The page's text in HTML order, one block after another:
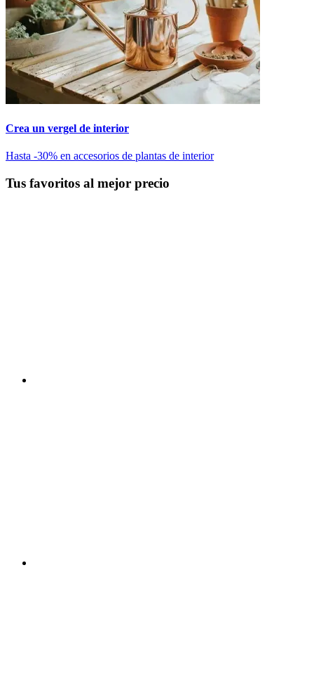
Crea un vergel de interior
Hasta -30% en accesorios de plantas de interior
Tus favoritos al mejor precio